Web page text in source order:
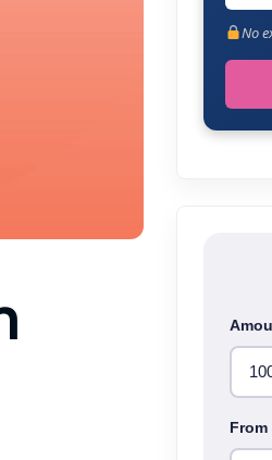
No